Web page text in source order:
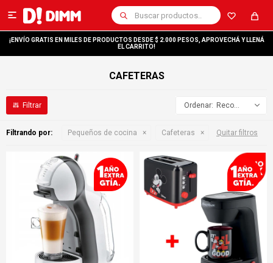

¡ENVÍO GRATIS EN MILES DE PRODUCTOS DESDE $ 2.000 PESOS, APROVECHÁ Y LLENÁ
EL CARRITO!
CAFETERAS
Recomendados
Filtrando por: Pequeños de cocina Cafeteras Quitar filtros